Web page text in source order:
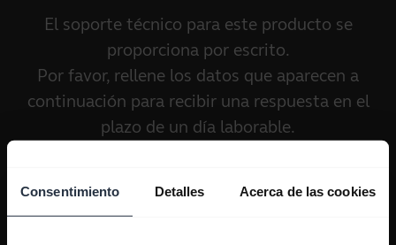
Consentimiento Detalles Acerca de las cookies
El soporte técnico para este producto se
proporciona por escrito.
Por favor, rellene los datos que aparecen a
continuación para recibir una respuesta en el
plazo de un día laborable.